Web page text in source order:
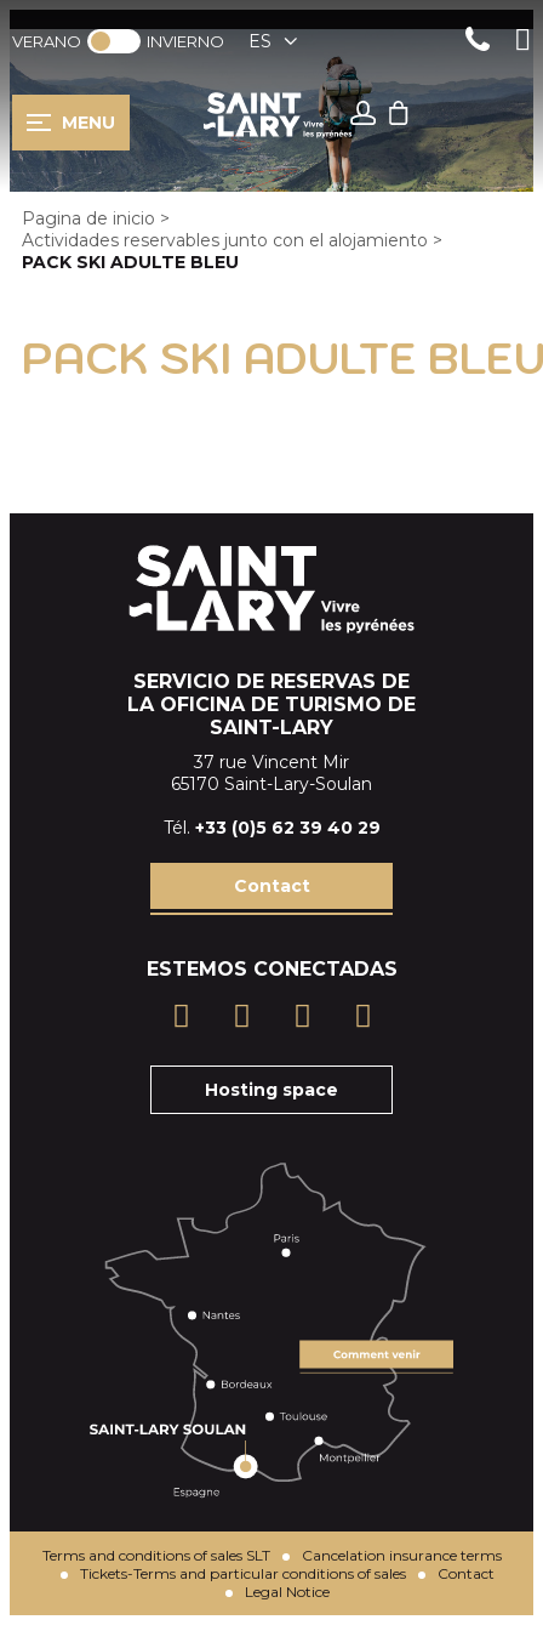
VERANO INVIERNO ES
MENU
Pagina de inicio >
Actividades reservables junto con el alojamiento >
PACK SKI ADULTE BLEU
PACK SKI ADULTE
SERVICIO DE RESERVAS DE
LA OFICINA DE TURISMO DE
SAINT-LARY
37 rue Vincent Mir
65170 Saint-Lary-Soulan
Tél. +33 (0)5 62 39 40 29
Contact
ESTEMOS CONECTADAS
Hosting space
Terms and conditions of sales SLT
Cancelation insurance terms
Tickets-Terms and particular conditions of sales
Contact
Legal Notice